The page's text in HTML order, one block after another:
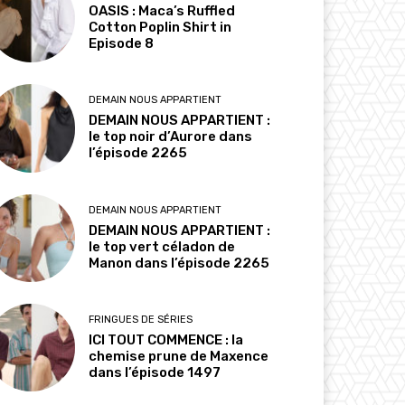
OASIS : Maca’s Ruffled
Cotton Poplin Shirt in
Episode 8
DEMAIN NOUS APPARTIENT
DEMAIN NOUS APPARTIENT :
le top noir d’Aurore dans
l’épisode 2265
DEMAIN NOUS APPARTIENT
DEMAIN NOUS APPARTIENT :
le top vert céladon de
Manon dans l’épisode 2265
FRINGUES DE SÉRIES
ICI TOUT COMMENCE : la
chemise prune de Maxence
dans l’épisode 1497